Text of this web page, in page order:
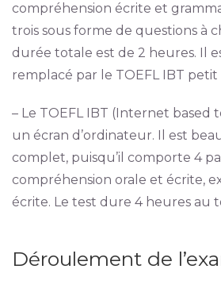
compréhension écrite et
trois sous forme de questions à
durée totale est de 2 heures. Il
remplacé par le TOEFL IBT petit
– Le TOEFL IBT (Internet based
un écran d’ordinateur. Il est
complet, puisqu’il comporte 4
compréhension orale et écrite,
écrite. Le test dure 4 heures au
Déroulement de